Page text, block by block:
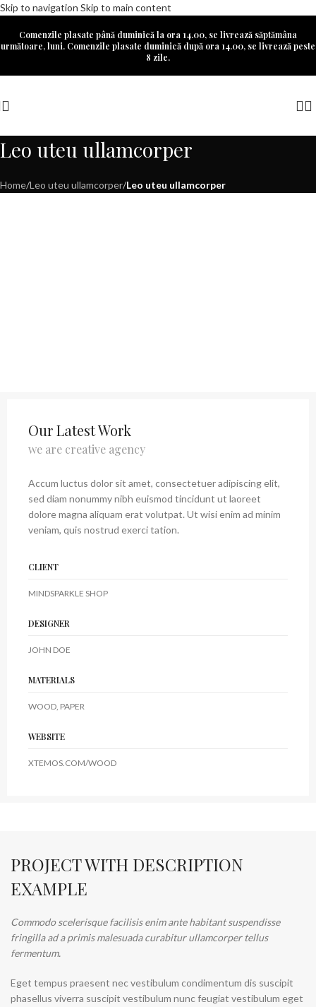
Skip to navigation Skip to main content
Comenzile plasate până duminică la ora 14.00, se livrează săptămâna
următoare, luni. Comenzile plasate duminică după ora 14.00, se livrează peste
8 zile.
Leo uteu ullamcorper
Home/Leo uteu ullamcorper/Leo uteu ullamcorper
Our Latest Work
we are creative agency
Accum luctus dolor sit amet, consectetuer adipiscing elit,
sed diam nonummy nibh euismod tincidunt ut laoreet
dolore magna aliquam erat volutpat. Ut wisi enim ad minim
veniam, quis nostrud exerci tation.
CLIENT
MINDSPARKLE SHOP
DESIGNER
JOHN DOE
MATERIALS
WOOD, PAPER
WEBSITE
XTEMOS.COM/WOOD
PROJECT WITH DESCRIPTION
EXAMPLE
Commodo scelerisque facilisis enim ante habitant suspendisse
fringilla ad a primis malesuada curabitur ullamcorper tellus
fermentum.
Eget tempus praesent nec vestibulum condimentum dis suscipit
phasellus viverra suscipit vestibulum nunc feugiat vestibulum eget